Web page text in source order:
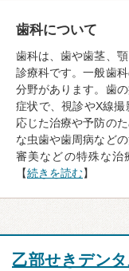
歯科について
歯科は、歯や歯茎、
診療科です。一般歯
分野があります。歯
症状で、視診やX線
応じた治療や予防の
な虫歯や歯周病など
審美などの特殊な治
【続きを読む】
乙部せきデン